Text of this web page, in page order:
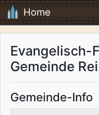
Home
Evangelisch-
Gemeinde
Gemeinde-Info